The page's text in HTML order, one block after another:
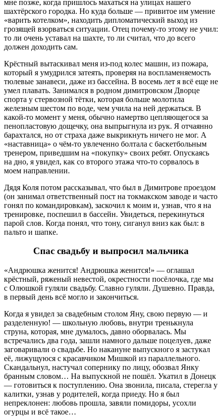
мне позже, когда пришлось махаться на улицах нашего
шахтёрского городка. Но куда больше — привитое им умение
«варить котелком», находить дипломатический выход из
грозящей взорваться ситуации. Отец почему-то этому не учил:
то ли очень уставал на шахте, то ли считал, что до всего
должен доходить сам.
Крёстный вытаскивал меня из-под колес машин, из пожара,
который я умудрился затеять, проверяя на воспламеняемость
тюлевые занавеси, даже из бассейна. В восемь лет я всё еще не
умел плавать. Занимался в родном димитровском Дворце
спорта у стервозной тётки, которая больше молотила
железным шестом по воде, чем учила на ней держаться. В
какой-то момент у меня, обычно намертво цепляющегося за
пенопластовую дощечку, она выпрыгнула из рук. Я отчаянно
барахтался, но от страха даже выкрикнуть ничего не мог. А
«наставница» о чём-то увлеченно болтала с баскетбольным
тренером, приведшим на «покупку» своих ребят. Опускаясь
на дно, я увидел, как со второго этажа что-то сорвалось в
моем направлении.
Дядя Коля потом рассказывал, что был в Димитрове проездом
(он занимал ответственный пост на токмакском заводе и часто
гонял по командировкам), заскочил к моим и, узнав, что я на
тренировке, поспешил в бассейн. Увидеться, перекинуться
парой слов. Когда понял, что тону, сиганул вниз как был: в
пальто и шапке.
Спас свадьбу и выпросил мальчика
«Андрюшка женится! Андрюшка женится!» — оглашал
крёстный, ряженый невестой, окрестности посёлочка, где мы
с Олюшкой гуляли свадьбу. Славно гуляли. Душевно. Правда,
в первый день всё могло и закончиться.
Когда я увидел за свадебным столом Яну, свою первую — и
разделенную! — школьную любовь, внутри тренькнула
струна, которая, мне думалось, давно оборвалась. Мы
встречались два года, зашли намного дальше поцелуев, даже
заговаривали о свадьбе. Но накануне выпускного я застукал
её, лижущуюся с красавчиком Мишкой из параллельного.
Скандальнул, настучал сопернику по лицу, обозвал Янку
бранным словом… На выпускной не пошёл. Укатил в Донецк
— готовиться к поступлению. Она звонила, писала, стерегла у
калитки, узнав у родителей, когда приеду. Но я был
непреклонен: любовь прошла, завяли помидоры, усохли
огурцы и всё такое…